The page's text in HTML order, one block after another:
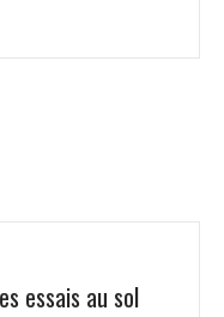
essais au sol